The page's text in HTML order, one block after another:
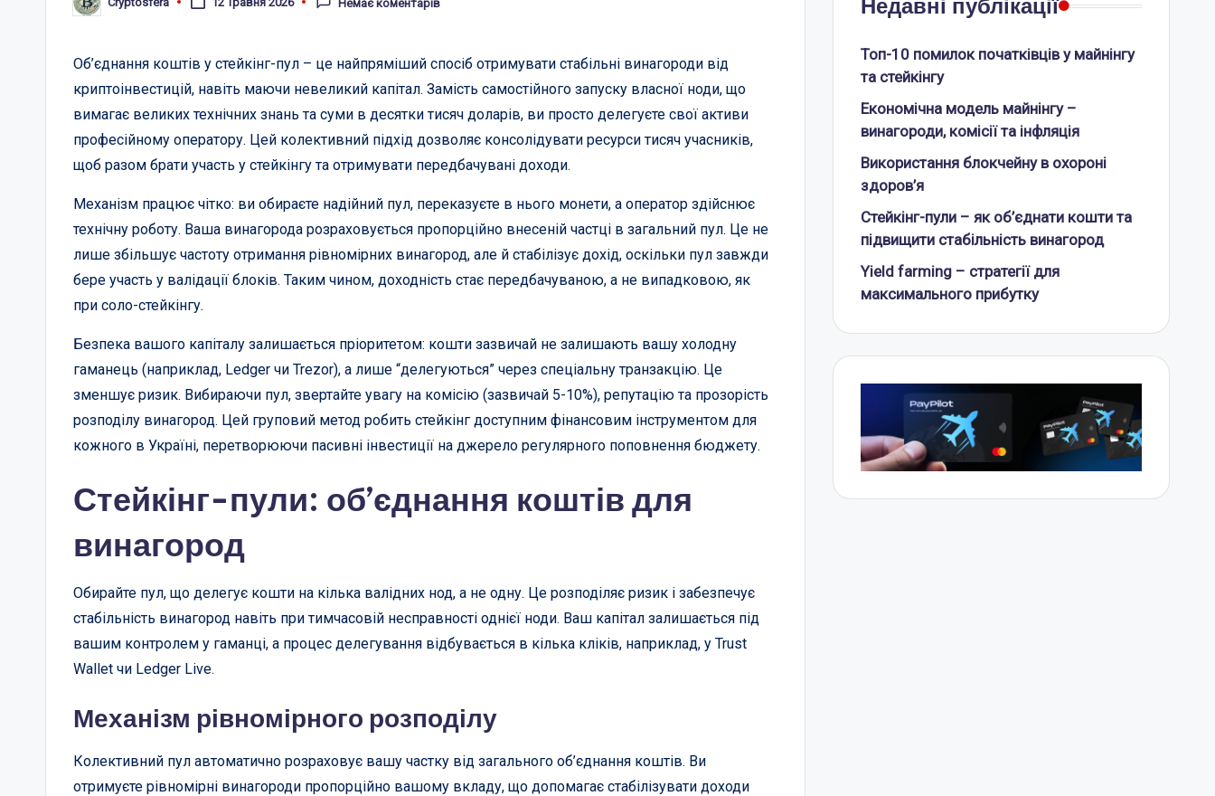
Опубліковано Немає коментарів
Об’єднання коштів у стейкінг-пул – це найпряміший спосіб отримувати стабільні винагороди від
криптоінвестицій, навіть маючи невеликий капітал. Замість самостійного запуску власної ноди, що
вимагає великих технічних знань та суми в десятки тисяч доларів, ви просто делегуєте свої активи
професійному оператору. Цей колективний підхід дозволяє консолідувати ресурси тисяч учасників,
щоб разом брати участь у стейкінгу та отримувати передбачувані доходи.
Механізм працює чітко: ви обираєте надійний пул, переказуєте в нього монети, а оператор здійснює
технічну роботу. Ваша винагорода розраховується пропорційно внесеній частці в загальний пул. Це не
лише збільшує частоту отримання рівномірних винагород, але й стабілізує дохід, оскільки пул завжди
бере участь у валідації блоків. Таким чином, доходність стає передбачуваною, а не випадковою, як
при соло-стейкінгу.
Безпека вашого капіталу залишається пріоритетом: кошти зазвичай не залишають вашу холодну
гаманець (наприклад, Ledger чи Trezor), а лише “делегуються” через спеціальну транзакцію. Це
зменшує ризик. Вибираючи пул, звертайте увагу на комісію (зазвичай 5-10%), репутацію та прозорість
розподілу винагород. Цей груповий метод робить стейкінг доступним фінансовим інструментом для
кожного в Україні, перетворюючи пасивні інвестиції на джерело регулярного поповнення бюджету.
Стейкінг-пули: об’єднання коштів для
винагород
Обирайте пул, що делегує кошти на кілька валідних нод, а не одну. Це розподіляє ризик і забезпечує
стабільність винагород навіть при тимчасовій несправності однієї ноди. Ваш капітал залишається під
вашим контролем у гаманці, а процес делегування відбувається в кілька кліків, наприклад, у Trust
Wallet чи Ledger Live.
Механізм рівномірного розподілу
Колективний пул автоматично розраховує вашу частку від загального об’єднання коштів. Ви
отримуєте рівномірні винагороди пропорційно вашому вкладу, що допомагає стабілізувати доходи
Недавні публікації
Топ-10 помилок початківців у майнінгу
та стейкінгу
Економічна модель майнінгу –
винагороди, комісії та інфляція
Використання блокчейну в охороні
здоров’я
Стейкінг-пули – як об’єднати кошти та
підвищити стабільність винагород
Yield farming – стратегії для
максимального прибутку